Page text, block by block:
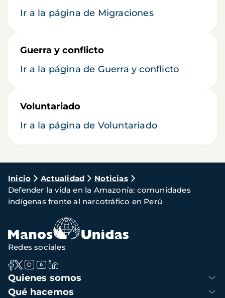
Ir a la página de Migraciones
Guerra y conflicto
Ir a la página de Guerra y conflicto
Voluntariado
Ir a la página de Voluntariado
Ruta
de
navegación
Inicio Actualidad
Noticias
Defender la vida en la Amazonía: comunidades
indígenas frente al narcotráfico en Perú
Navegación
principal
Quienes somos
Qué hacemos
Redes sociales